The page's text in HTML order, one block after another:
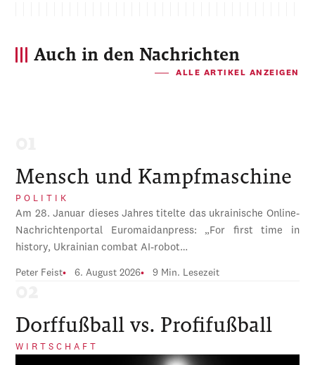
Auch in den Nachrichten
ALLE ARTIKEL ANZEIGEN
Mensch und Kampfmaschine
POLITIK
Am 28. Januar dieses Jahres titelte das ukrainische Online-
Nachrichtenportal Euromaidanpress: „For first time in
history, Ukrainian combat AI-robot…
Peter Feist 6. August 2026 9 Min. Lesezeit
Dorffußball vs. Profifußball
WIRTSCHAFT